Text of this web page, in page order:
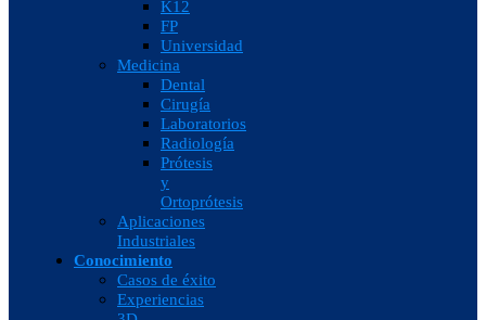
K12
FP
Universidad
Medicina
Dental
Cirugía
Laboratorios
Radiología
Prótesis
y
Ortoprótesis
Aplicaciones
Industriales
Conocimiento
Casos de éxito
Experiencias